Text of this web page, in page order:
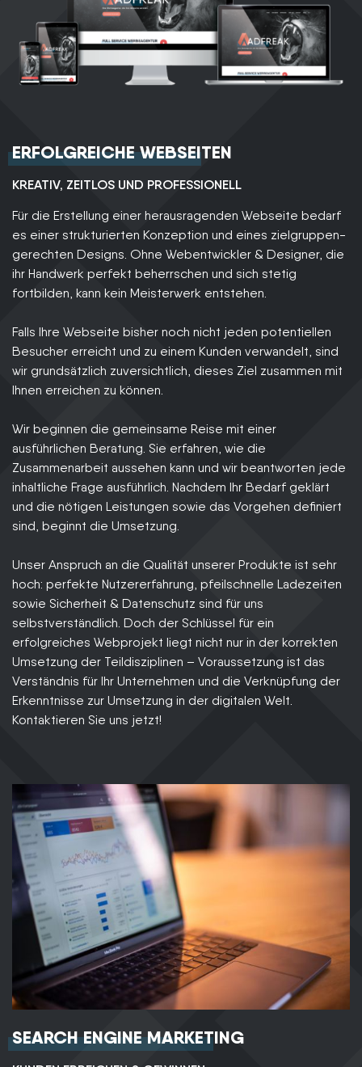
ERFOLGREICHE WEBSEITEN
KREATIV, ZEITLOS UND PROFESSIONELL
Für die Erstellung einer herausragenden Webseite bedarf
es einer strukturierten Konzeption und eines zielgruppen­
gerechten Designs. Ohne Webentwickler & Designer, die
ihr Handwerk perfekt beherrschen und sich stetig
fortbilden, kann kein Meisterwerk entstehen.
Falls Ihre Webseite bisher noch nicht jeden potentiellen
Besucher erreicht und zu einem Kunden verwandelt, sind
wir grundsätzlich zuversichtlich, dieses Ziel zusammen mit
Ihnen erreichen zu können.
Wir beginnen die gemeinsame Reise mit einer
ausführlichen Beratung. Sie erfahren, wie die
Zusammenarbeit aussehen kann und wir beantworten jede
inhaltliche Frage ausführlich. Nachdem Ihr Bedarf geklärt
und die nötigen Leistungen sowie das Vorgehen definiert
sind, beginnt die Umsetzung.
Unser Anspruch an die Qualität unserer Produkte ist sehr
hoch: perfekte Nutzererfahrung, pfeilschnelle Ladezeiten
sowie Sicherheit & Datenschutz sind für uns
selbstverständlich. Doch der Schlüssel für ein
erfolgreiches Webprojekt liegt nicht nur in der korrekten
Umsetzung der Teildisziplinen – Voraussetzung ist das
Verständnis für Ihr Unternehmen und die Verknüpfung der
Erkenntnisse zur Umsetzung in der digitalen Welt.
Kontaktieren Sie uns jetzt!
SEARCH ENGINE MARKETING